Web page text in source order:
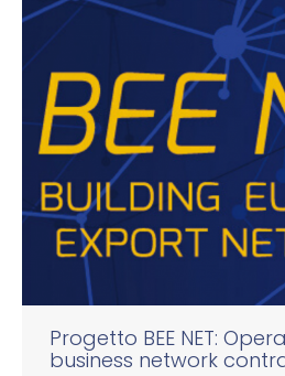
Progetto BEE NET:
business network